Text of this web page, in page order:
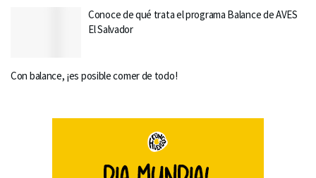
Conoce de qué trata el programa Balance de AVES
El Salvador
Con balance, ¡es posible comer de todo!